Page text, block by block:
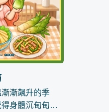
漸飆升的季
身體沉甸甸